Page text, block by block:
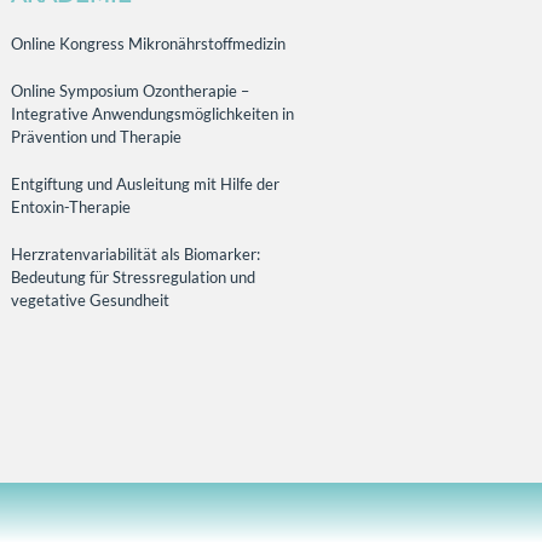
Online Kongress Mikronährstoffmedizin
Online Symposium Ozontherapie –
Integrative Anwendungsmöglichkeiten in
Prävention und Therapie
Entgiftung und Ausleitung mit Hilfe der
Entoxin-Therapie
Herzratenvariabilität als Biomarker:
Bedeutung für Stressregulation und
vegetative Gesundheit